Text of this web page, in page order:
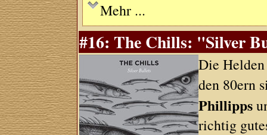
Mehr ...
#16: The Chills: "Silver
Die
den 80ern
Phillipps
richtig